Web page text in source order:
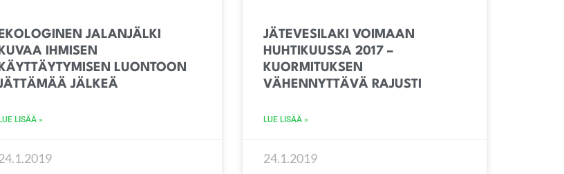
EKOLOGINEN JALANJÄLKI
KUVAA IHMISEN
KÄYTTÄYTYMISEN LUONTOON
JÄLKEÄ
LISÄÄ »
JÄTEVESILAKI VOIMAAN
HUHTIKUUSSA 2017 –
KUORMITUKSEN
VÄHENNYTTÄVÄ RAJUSTI
LUE LISÄÄ »
24.1.2019